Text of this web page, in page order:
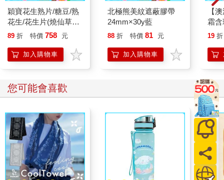
穎寶花生熟片/糖豆/熟
花生/花生片(燒仙草花
生)-5台斤
89 折 特價 758 元
加入購物車
北極熊美紋遮蔽膠帶
24mm×30y藍
88 折 特價 81 元
加入購物車
【
霜
E-4
19 折
您可能會喜歡